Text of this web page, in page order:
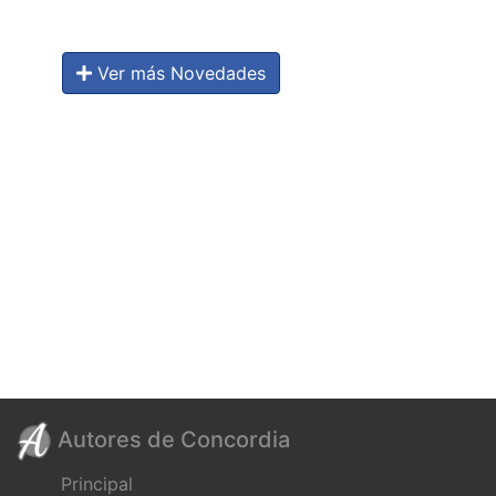
Ver más Novedades
Autores de Concordia
Principal